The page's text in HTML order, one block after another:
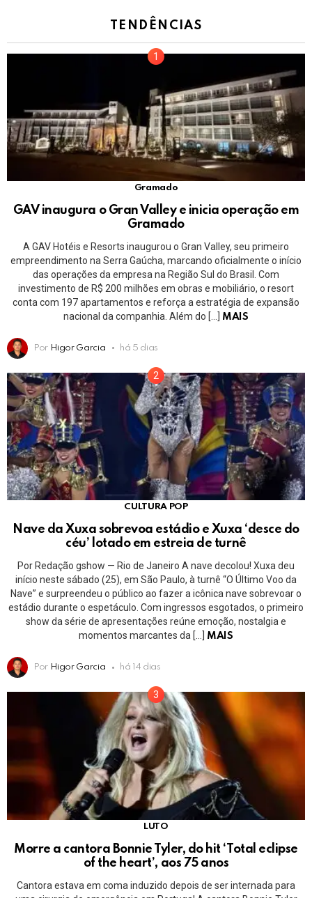
TENDÊNCIAS
Gramado
GAV inaugura o Gran Valley e inicia operação em
Gramado
A GAV Hotéis e Resorts inaugurou o Gran Valley, seu primeiro
empreendimento na Serra Gaúcha, marcando oficialmente o início
das operações da empresa na Região Sul do Brasil. Com
investimento de R$ 200 milhões em obras e mobiliário, o resort
conta com 197 apartamentos e reforça a estratégia de expansão
nacional da companhia. Além do […]
MAIS
Por Higor Garcia há 5 dias
CULTURA POP
Nave da Xuxa sobrevoa estádio e Xuxa ‘desce do
céu’ lotado em estreia de turnê
Por Redação gshow — Rio de Janeiro A nave decolou! Xuxa deu
início neste sábado (25), em São Paulo, à turnê “O Último Voo da
Nave” e surpreendeu o público ao fazer a icônica nave sobrevoar o
estádio durante o espetáculo. Com ingressos esgotados, o primeiro
show da série de apresentações reúne emoção, nostalgia e
momentos marcantes da […]
MAIS
Por Higor Garcia há 14 dias
LUTO
Morre a cantora Bonnie Tyler, do hit ‘Total eclipse
of the heart’, aos 75 anos
Cantora estava em coma induzido depois de ser internada para